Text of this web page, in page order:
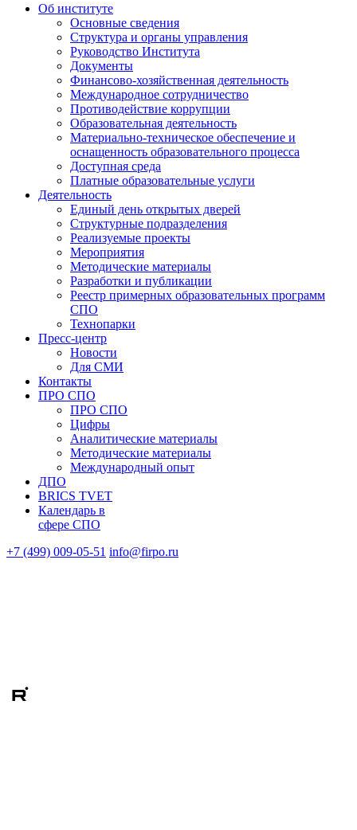
Об институте
Основные сведения
Структура и органы управления
Руководство Института
Документы
Финансово-хозяйственная деятельность
Международное сотрудничество
Противодействие коррупции
Образовательная деятельность
Материально-техническое обеспечение и
оснащенность образовательного процесса
Доступная среда
Платные образовательные услуги
Деятельность
Единый день открытых дверей
Структурные подразделения
Реализуемые проекты
Мероприятия
Методические материалы
Разработки и публикации
Реестр примерных образовательных программ
СПО
Технопарки
Пресс-центр
Новости
Для СМИ
Контакты
ПРО СПО
ПРО СПО
Цифры
Аналитические материалы
Методические материалы
Международный опыт
ДПО
BRICS TVET
Календарь в
сфере СПО
+7 (499) 009-05-51 info@firpo.ru